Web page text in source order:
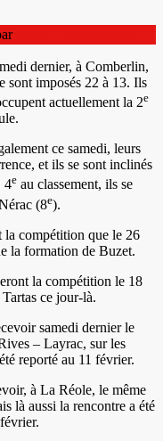
dernier, à Comberlin,
sont imposés 22 à 13. Ils
actuellement la 2e
ce samedi, leurs
et ils se sont inclinés
4eau classement, ils se
(8e).
la compétition que le 26
la formation de Buzet.
la compétition le 18
ce jour-là.
samedi dernier le
– Layrac, sur les
reporté au 11 février.
à La Réole, le même
là aussi la rencontre a été